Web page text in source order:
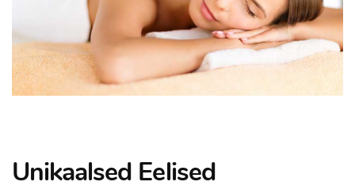
Unikaalsed Eelised